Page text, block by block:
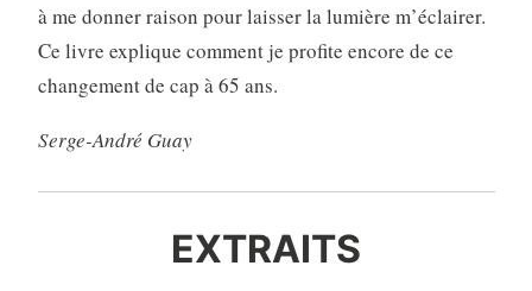
à me donner raison pour laisser la lumière m’éclairer.
Ce livre explique comment je profite encore de ce
changement de cap à 65 ans.
Serge-André Guay
EXTRAITS